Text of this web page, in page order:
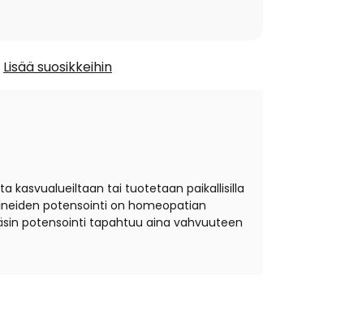
Lisää suosikkeihin
kasvualueiltaan tai tuotetaan paikallisilla
potensointi on homeopatian
potensointi tapahtuu aina vahvuuteen